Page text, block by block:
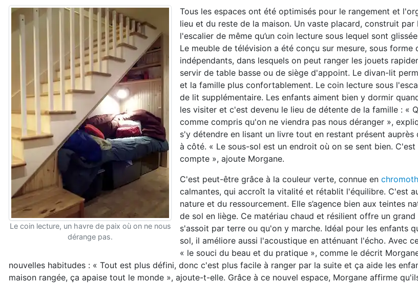
Le coin lecture, un havre de paix où on ne nous
dérange pas.
Tous les espaces ont été optimisés pour le rangement et
lieu et du reste de la maison. Un vaste placard, construit par
l'escalier de même qu’un coin lecture sous lequel sont
Le meuble de télévision a été conçu sur mesure, sous
indépendants, dans lesquels on peut ranger les jouets
servir de table basse ou de siège d'appoint. Le divan-lit
et la famille plus confortablement. Le coin lecture sous
de lit supplémentaire. Les enfants aiment bien y dormir
les visiter et c'est devenu le lieu de détente de la famille : «
comme compris qu'on ne viendra pas nous déranger »,
s'y détendre en lisant un livre tout en restant présent auprès
à côté. « Le sous-sol est un endroit où on se sent bien.
compte », ajoute Morgane.
C'est peut-être grâce à la couleur verte, connue en
calmantes, qui accroît la vitalité et rétablit l'équilibre. C'est
nature et du ressourcement. Elle s’agence bien aux teintes
de sol en liège. Ce matériau chaud et résilient offre un
s'assoit par terre ou qu'on y marche. Idéal pour les enfants
sol, il améliore aussi l'acoustique en atténuant l'écho. Avec
« le souci du beau et du pratique », comme le décrit
nouvelles habitudes : « Tout est plus défini, donc c'est plus facile à ranger par la suite et ça aide les
maison rangée, ça apaise tout le monde », ajoute-t-elle. Grâce à ce nouvel espace, Morgane affirme